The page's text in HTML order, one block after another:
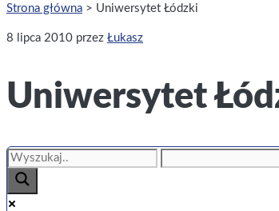
Strona główna > Uniwersytet Łódzki
8 lipca 2010 przez Łukasz
Uniwersytet